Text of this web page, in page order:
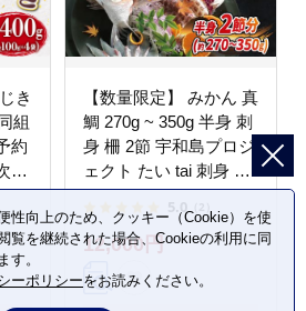
き
組
約
発
【数量限定】 みかん 真
鯛 270g ~ 350g 半身 刺
身 柵 2節 宇和島プロジ
ェクト たい tai 刺身 魚
D012-071001
5.0（2）
12,000円
性向上のため、クッキー（Cookie）を使
覧を継続された場合、Cookieの利用に同
す。
ーポリシーをお読みください。